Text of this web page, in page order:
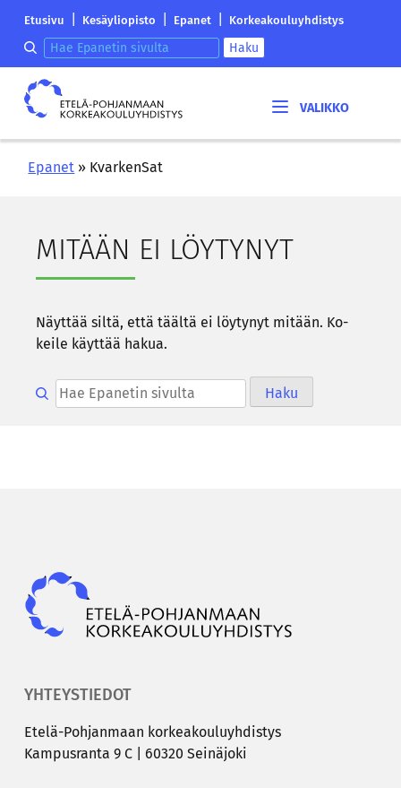
Etelä-
korkeakouluyhdistyksen
saapumissivu
Etusivu Kesäyliopisto Epanet Korkeakouluyhdistys
Hae epanetin sivulta Haku
Etelä-
Pohjanmaan
Epanet » KvarkenSat
MI­TÄÄN EI LÖY­TY­NYT
Näyt­tää siltä, että tääl­tä ei löy­ty­nyt mi­tään. Ko­
kei­le käyt­tää hakua.
Hae epanetin sivulta Haku
YHTEYSTIEDOT
Etelä-​Pohjanmaan kor­kea­kou­lu­yh­dis­tys
Kam­pus­ran­ta 9 C | 60320 Sei­nä­jo­ki